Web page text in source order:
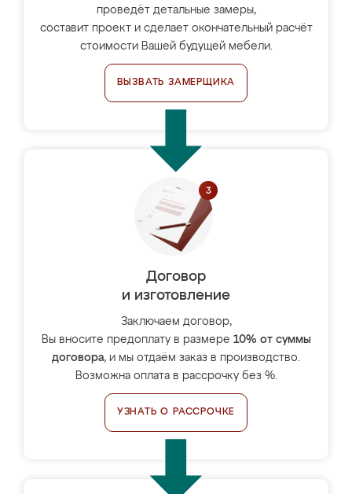
проведёт детальные замеры,
составит проект и сделает окончательный расчёт
стоимости Вашей будущей мебели.
ВЫЗВАТЬ ЗАМЕРЩИКА
Договор
и изготовление
Заключаем договор,
Вы вносите предоплату в размере 10% от суммы
договора, и мы отдаём заказ в производство.
Возможна оплата в рассрочку без %.
УЗНАТЬ О РАССРОЧКЕ